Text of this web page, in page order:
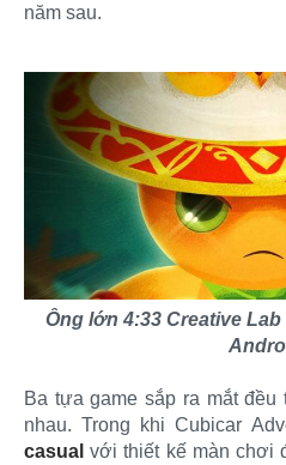
năm sau.
Ông lớn 4:33 Creative
Ba tựa game sắp ra mắt
nhau. Trong khi Cubicar
casual với thiết kế màn chơi